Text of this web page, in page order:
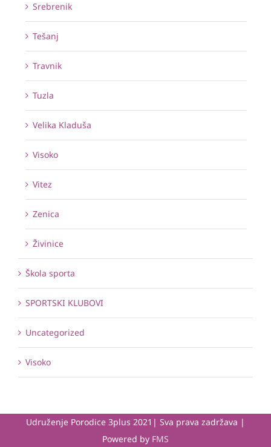
Srebrenik
Tešanj
Travnik
Tuzla
Velika Kladuša
Visoko
Vitez
Zenica
Živinice
Škola sporta
SPORTSKI KLUBOVI
Uncategorized
Visoko
Udruženje Porodice 3plus 2021| Sva prava zadržava |
Powered by FMS